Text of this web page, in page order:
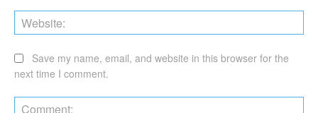
Save my name, email, and website in this browser for the
next time I comment.